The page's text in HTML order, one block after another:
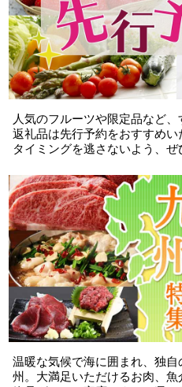
人気のフルーツや限定品など
返礼品は先行予約をおすすめい
タイミングを逃さないよう、ぜ
温暖な気候で海に囲まれ、独
州。大満足いただけるお肉、